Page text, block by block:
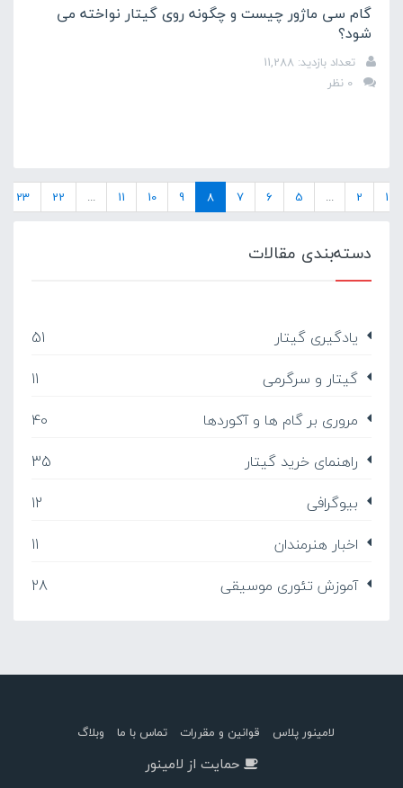
گام سی ماژور چیست و چگونه روی گیتار نواخته می
شود؟
تعداد بازدید: 11,288
1
2
...
5
6
7
8
9
10
11
...
22
23
دسته‌بندی مقالات
یادگیری گیتار
51
گیتار و سرگرمی
11
مروری بر گام ها و آکوردها
40
راهنمای خرید گیتار
35
بیوگرافی
12
اخبار هنرمندان
11
آموزش تئوری موسیقی
28
لامینور پلاس قوانین و مقررات تماس با ما وبلاگ
حمایت از لامینور